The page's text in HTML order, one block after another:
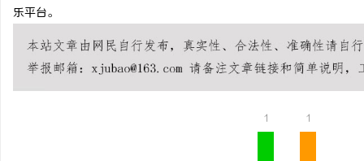
乐平台。
1 1
武汉配眼镜 上海配眼镜